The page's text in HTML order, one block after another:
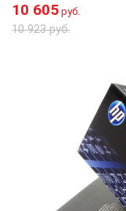
10 605 руб.
10 923 руб.